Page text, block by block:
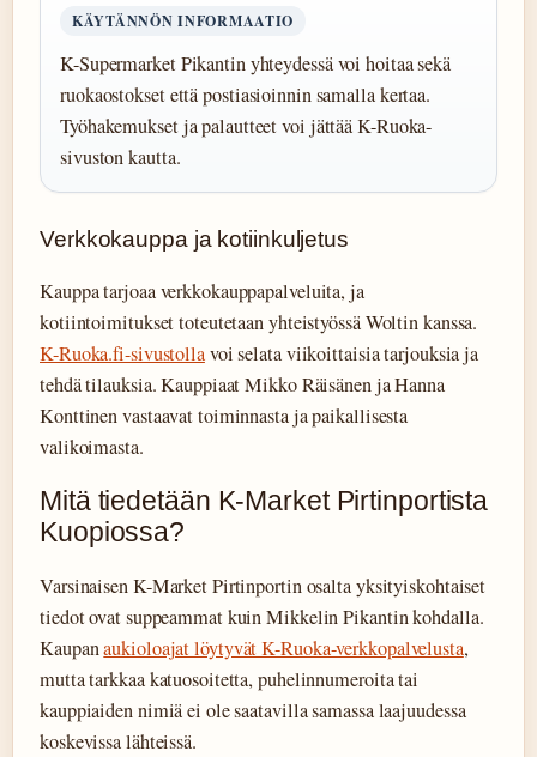
KÄYTÄNNÖN INFORMAATIO
K-Supermarket Pikantin yhteydessä voi hoitaa sekä
ruokaostokset että postiasioinnin samalla kertaa.
Työhakemukset ja palautteet voi jättää K-Ruoka-
sivuston kautta.
Verkkokauppa ja kotiinkuljetus
Kauppa tarjoaa verkkokauppapalveluita, ja
kotiintoimitukset toteutetaan yhteistyössä Woltin kanssa.
K-Ruoka.fi-sivustollavoi selata viikoittaisia tarjouksia ja
tehdä tilauksia. Kauppiaat Mikko Räisänen ja Hanna
Konttinen vastaavat toiminnasta ja paikallisesta
valikoimasta.
Mitä tiedetään K-Market Pirtinportista
Kuopiossa?
Varsinaisen K-Market Pirtinportin osalta yksityiskohtaiset
tiedot ovat suppeammat kuin Mikkelin Pikantin kohdalla.
Kaupanaukioloajat löytyvät K-Ruoka-verkkopalvelusta,
mutta tarkkaa katuosoitetta, puhelinnumeroita tai
kauppiaiden nimiä ei ole saatavilla samassa laajuudessa
koskevissa lähteissä.